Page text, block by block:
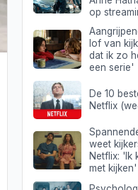
op
lof van
dat ik zo
een serie'
De 10
Netflix
weet
Netflix: 'Ik
met kijken'